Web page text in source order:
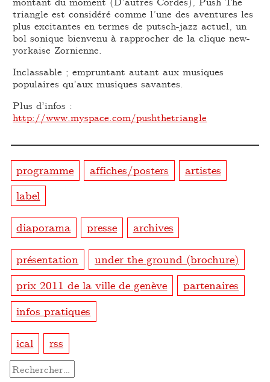
triangle est considéré comme l’une des aventures les
plus excitantes en termes de putsch-jazz actuel, un
bol sonique bienvenu à rapprocher de la clique new-
yorkaise Zornienne.
Inclassable ; empruntant autant aux musiques
populaires qu’aux musiques savantes.
Plus d’infos :
http://www.myspace.com/pushthetriangle
programme affiches/posters
artistes
label
diaporama presse archives
présentation
under the ground (brochure)
prix 2011 de la ville de genève
partenaires
infos pratiques
ical rss
Rechercher :